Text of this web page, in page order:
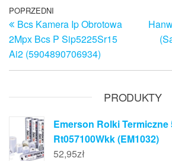
Nawigacja
wpisu
Poprzedni
wpis
POPRZEDNI
Bcs Kamera Ip Obrotowa
2Mpx Bcs P Sip5225Sr15
Ai2 (5904890706934)
PRODUKTY
Emerson Rolki Termiczne
Rt057100Wkk (EM1032)
52,95zł